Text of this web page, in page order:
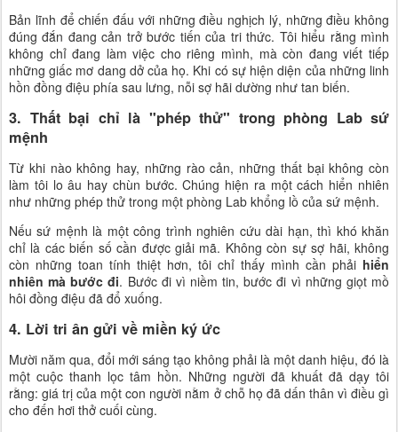
Bản lĩnh để chiến đấu với những điều nghịch lý, những điều không
đúng đắn đang cản trở bước tiến của tri thức. Tôi hiểu rằng mình
không chỉ đang làm việc cho riêng mình, mà còn đang viết tiếp
những giấc mơ dang dở của họ. Khi có sự hiện diện của những linh
hồn đồng điệu phía sau lưng, nỗi sợ hãi dường như tan biến.
3. Thất bại chỉ là "phép thử" trong phòng Lab sứ
mệnh
Từ khi nào không hay, những rào cản, những thất bại không còn
làm tôi lo âu hay chùn bước. Chúng hiện ra một cách hiển nhiên
như những phép thử trong một phòng Lab khổng lồ của sứ mệnh.
Nếu sứ mệnh là một công trình nghiên cứu dài hạn, thì khó khăn
chỉ là các biến số cần được giải mã. Không còn sự sợ hãi, không
còn những toan tính thiệt hơn, tôi chỉ thấy mình cần phải hiển
nhiên mà bước đi. Bước đi vì niềm tin, bước đi vì những giọt mồ
hôi đồng điệu đã đổ xuống.
4. Lời tri ân gửi về miền ký ức
Mười năm qua, đổi mới sáng tạo không phải là một danh hiệu, đó là
một cuộc thanh lọc tâm hồn. Những người đã khuất đã dạy tôi
rằng: giá trị của một con người nằm ở chỗ họ đã dấn thân vì điều gì
cho đến hơi thở cuối cùng.